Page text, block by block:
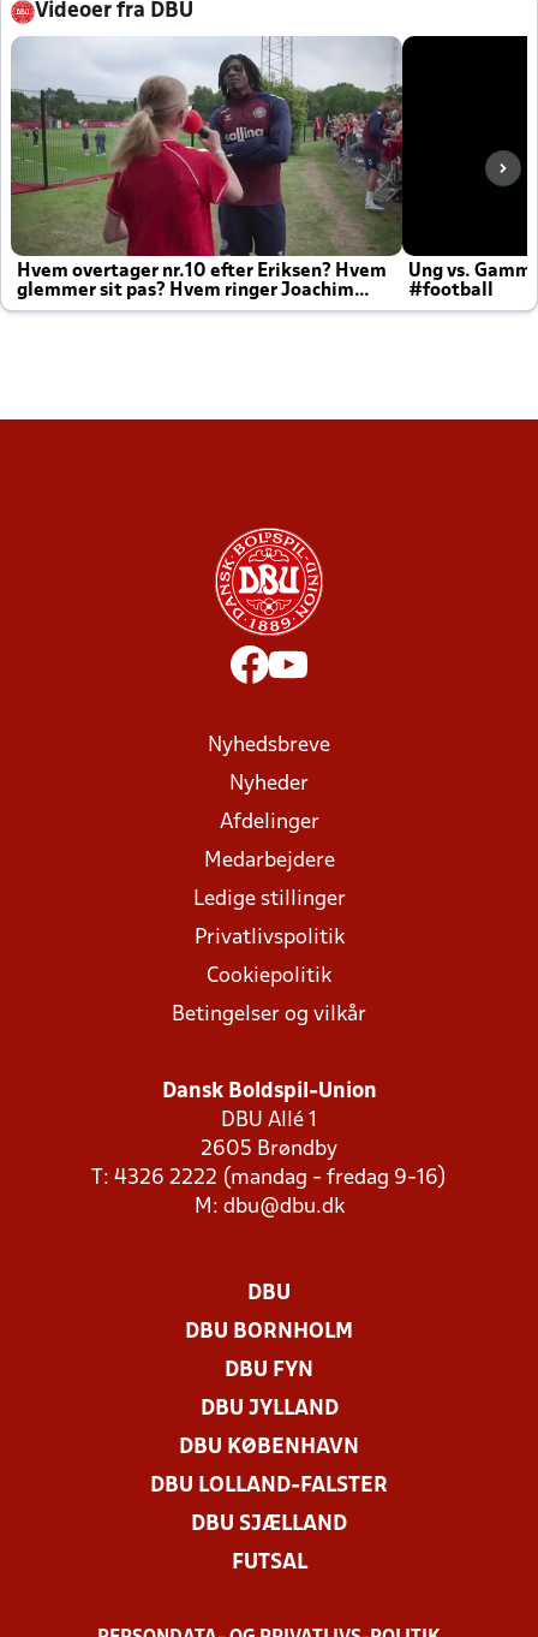
Videoer fra DBU
Hvem overtager nr.10 efter Eriksen? Hvem
glemmer sit pas? Hvem ringer Joachim
altid til efter kampe?
Ung vs.
#football
Nyhedsbreve
Nyheder
Afdelinger
Medarbejdere
Ledige stillinger
Privatlivspolitik
Cookiepolitik
Betingelser og vilkår
Dansk Boldspil-Union
DBU Allé 1
2605 Brøndby
T: 4326 2222 (mandag - fredag 9-16)
M: dbu@dbu.dk
DBU
DBU BORNHOLM
DBU FYN
DBU JYLLAND
DBU KØBENHAVN
DBU LOLLAND-FALSTER
DBU SJÆLLAND
FUTSAL